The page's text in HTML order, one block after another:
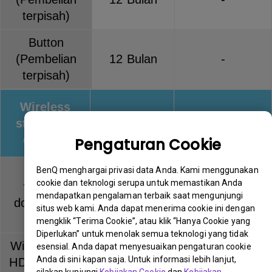
Pengaturan Cookie
BenQ menghargai privasi data Anda. Kami menggunakan
cookie dan teknologi serupa untuk memastikan Anda
mendapatkan pengalaman terbaik saat mengunjungi
situs web kami. Anda dapat menerima cookie ini dengan
mengklik “Terima Cookie”, atau klik “Hanya Cookie yang
Diperlukan” untuk menolak semua teknologi yang tidak
esensial. Anda dapat menyesuaikan pengaturan cookie
Anda di sini kapan saja. Untuk informasi lebih lanjut,
terpisah)
Button
(Pembelian
terpisah)
12 Bulan -
Wireless
streaming
devices
QCast
wireless
dongle (QP
series)
12 Bulan -
Wireless Full
HD Kit (WDP
12 Bulan -